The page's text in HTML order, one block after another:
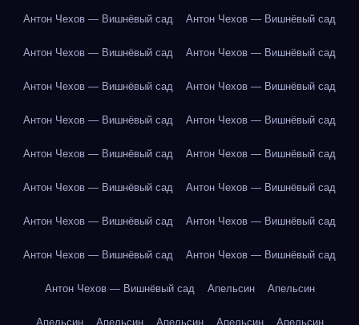
Антон Чехов — Вишнёвый сад Антон Чехов — Вишнёвый сад
Антон Чехов — Вишнёвый сад Антон Чехов — Вишнёвый сад
Антон Чехов — Вишнёвый сад Антон Чехов — Вишнёвый сад
Антон Чехов — Вишнёвый сад Антон Чехов — Вишнёвый сад
Антон Чехов — Вишнёвый сад Антон Чехов — Вишнёвый сад
Антон Чехов — Вишнёвый сад Антон Чехов — Вишнёвый сад
Антон Чехов — Вишнёвый сад Антон Чехов — Вишнёвый сад
Антон Чехов — Вишнёвый сад Антон Чехов — Вишнёвый сад
Антон Чехов — Вишнёвый сад Апельсин Апельсин
Апельсин Апельсин Апельсин Апельсин Апельсин